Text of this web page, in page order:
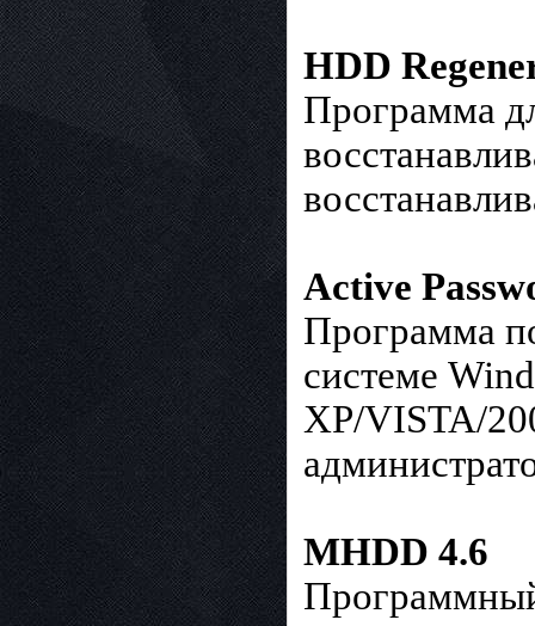
HDD
Программа
Active
Программа
системе
XP/VISTA/
MHDD 4.6